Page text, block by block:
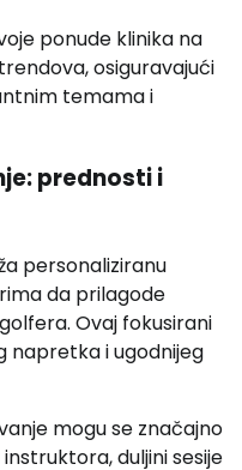
ponude klinika na
osiguravajući
temama i
prednosti i
personaliziranu
da prilagode
Ovaj fokusirani
napretka i ugodnijeg
mogu se značajno
duljini sesije